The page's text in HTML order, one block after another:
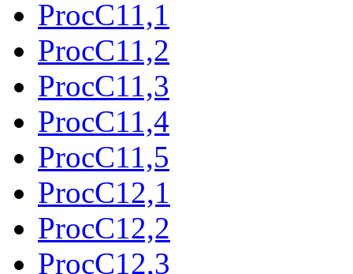
ProcC11,1
ProcC11,2
ProcC11,3
ProcC11,4
ProcC11,5
ProcC12,1
ProcC12,2
ProcC12,3